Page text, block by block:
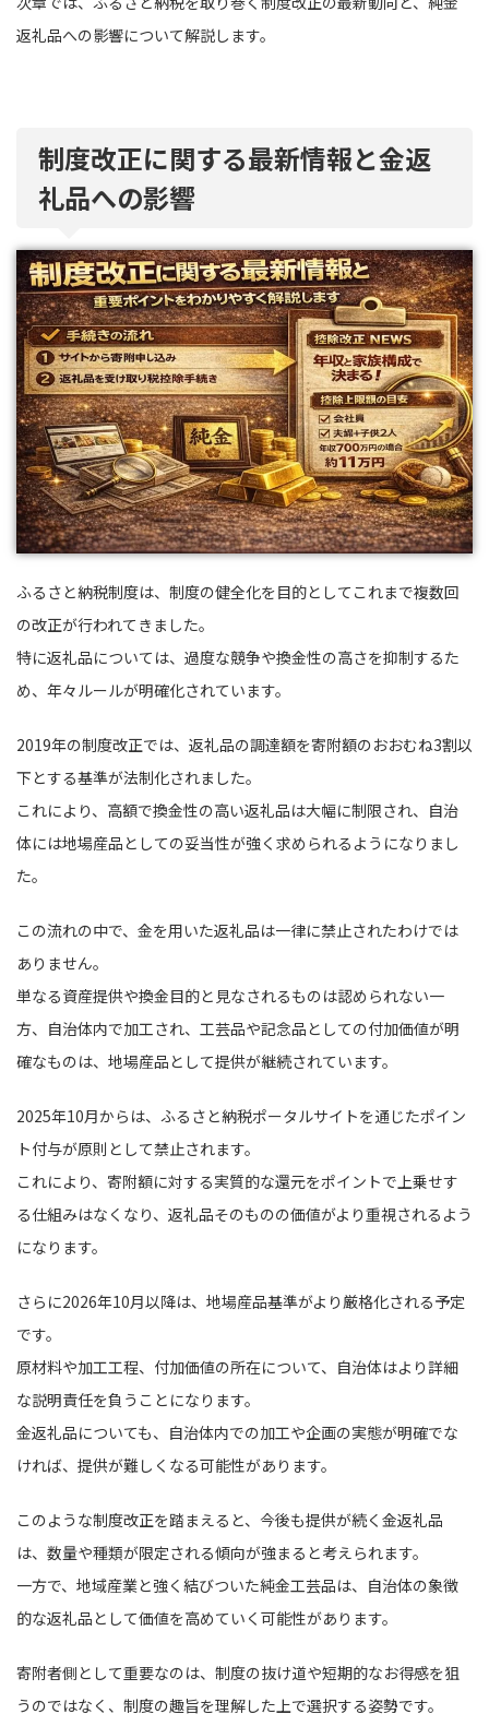
返礼品への影響について解説します。
制度改正に関する最新情報と金返
礼品への影響
ふるさと納税制度は、制度の健全化を目的としてこれまで複数回
の改正が行われてきました。
特に返礼品については、過度な競争や換金性の高さを抑制するた
め、年々ルールが明確化されています。
2019年の制度改正では、返礼品の調達額を寄附額のおおむね3割以
下とする基準が法制化されました。
これにより、高額で換金性の高い返礼品は大幅に制限され、自治
体には地場産品としての妥当性が強く求められるようになりまし
た。
この流れの中で、金を用いた返礼品は一律に禁止されたわけでは
ありません。
単なる資産提供や換金目的と見なされるものは認められない一
方、自治体内で加工され、工芸品や記念品としての付加価値が明
確なものは、地場産品として提供が継続されています。
2025年10月からは、ふるさと納税ポータルサイトを通じたポイン
ト付与が原則として禁止されます。
これにより、寄附額に対する実質的な還元をポイントで上乗せす
る仕組みはなくなり、返礼品そのものの価値がより重視されるよう
になります。
さらに2026年10月以降は、地場産品基準がより厳格化される予定
です。
原材料や加工工程、付加価値の所在について、自治体はより詳細
な説明責任を負うことになります。
金返礼品についても、自治体内での加工や企画の実態が明確でな
ければ、提供が難しくなる可能性があります。
このような制度改正を踏まえると、今後も提供が続く金返礼品
は、数量や種類が限定される傾向が強まると考えられます。
一方で、地域産業と強く結びついた純金工芸品は、自治体の象徴
的な返礼品として価値を高めていく可能性があります。
寄附者側として重要なのは、制度の抜け道や短期的なお得感を狙
うのではなく、制度の趣旨を理解した上で選択する姿勢です。